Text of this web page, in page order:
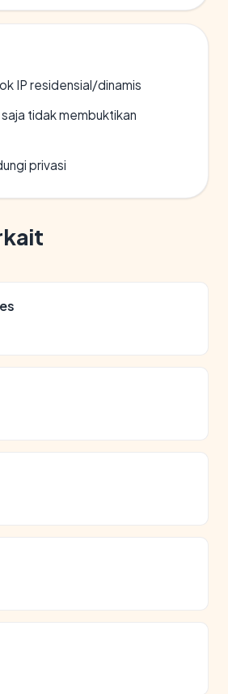
IP residensial/dinamis
tidak membuktikan
privasi